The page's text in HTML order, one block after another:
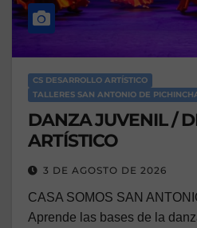
CS DESARROLLO ARTÍSTICO
TALLERES SAN ANTONIO DE
DANZA JUVENIL /
ARTÍSTICO
3 DE AGOSTO DE 2026
CASA SOMOS SAN
Aprende las bases de la